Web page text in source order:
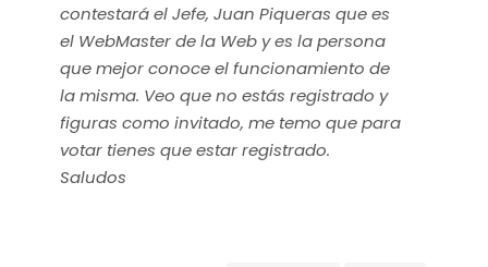
contestará el Jefe, Juan Piqueras que es
el WebMaster de la Web y es la persona
que mejor conoce el funcionamiento de
la misma. Veo que no estás registrado y
figuras como invitado, me temo que para
votar tienes que estar registrado.
Saludos